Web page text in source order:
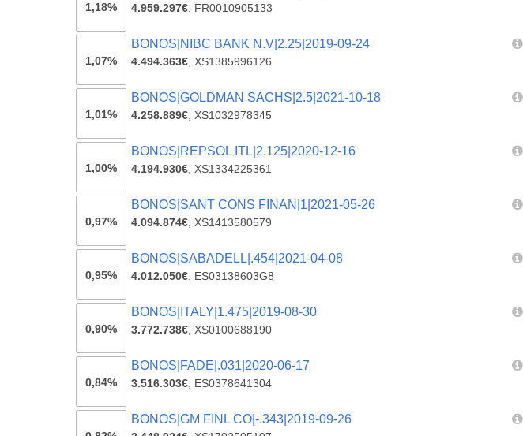
1,18% 4.959.297€, FR0010905133
1,07%
BONOS|NIBC BANK N.V|2.25|2019-09-24
4.494.363€,XS1385996126
1,01%
BONOS|GOLDMAN SACHS|2.5|2021-10-18
4.258.889€,XS1032978345
1,00%
BONOS|REPSOL ITL|2.125|2020-12-16
4.194.930€,XS1334225361
0,97%
BONOS|SANT CONS FINAN|1|2021-05-26
4.094.874€,XS1413580579
0,95%
BONOS|SABADELL|.454|2021-04-08
4.012.050€, ES03138603G8
0,90%
BONOS|ITALY|1.475|2019-08-30
3.772.738€,XS0100688190
0,84%
BONOS|FADE|.031|2020-06-17
3.516.303€, ES0378641304
BONOS|GM FINL CO|-.343|2019-09-26